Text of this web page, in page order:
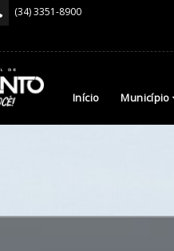
(34) 3351-8900
Início Município